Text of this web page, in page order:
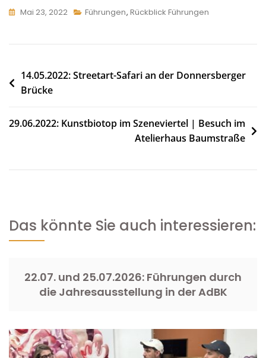
Mai 23, 2022 Führungen, Rückblick Führungen
Beitragsnavigation
14.05.2022: Streetart-Safari an der Donnersberger
Brücke
29.06.2022: Kunstbiotop im Szeneviertel | Besuch im
Atelierhaus Baumstraße
Das könnte Sie auch interessieren:
22.07. und 25.07.2026: Führungen durch
die Jahresausstellung in der AdBK